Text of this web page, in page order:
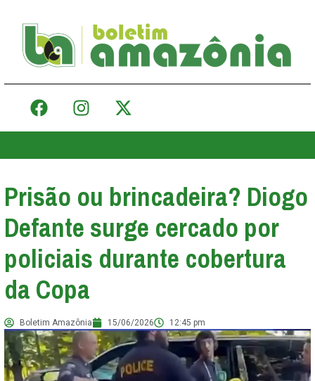
Prisão ou brincadeira? Diogo
Defante surge cercado por
policiais durante cobertura
da Copa
Boletim Amazônia 15/06/2026 12:45 pm